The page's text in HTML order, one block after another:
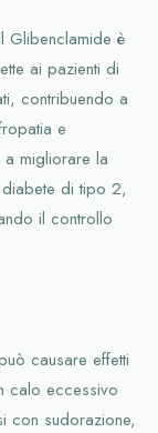
Glibenclamide è
ai pazienti di
contribuendo a
e
migliorare la
di tipo 2,
il controllo
causare effetti
calo eccessivo
con sudorazione,